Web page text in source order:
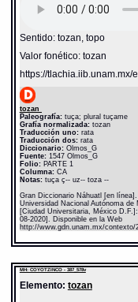
Sentido: tozan, topo
Valor fonético: tozan
https://tlachia.iib.unam.mx/
tozan
Paleografía:tuça; plural tuçame
Grafía normalizada:tozan
Traducción uno:rata
Traducción dos:rata
Diccionario: Olmos_G
Fuente:1547 Olmos_G
Folio:PARTE 1
Columna:CA
Notas:tuça ç-- uz-- toza --
Gran Diccionario Náhuatl [en línea].
Universidad Nacional Autónoma de
[Ciudad Universitaria, México
08-2020]. Disponible en la Web
http://www.gdn.unam.mx/contexto/
MH: COYOTZINCO - 387_578v
Elemento: tozan